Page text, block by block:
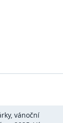
, vánoční